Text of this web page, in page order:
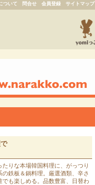
ついて 問合せ 会員登録 サイトマップ
りな本場韓国料理に、がっつり
鉄板＆鍋料理。厳選酒類、辛さ
も楽しめる。品数豊富、日替わ